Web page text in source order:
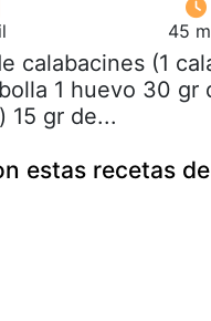
45
calabacines (1
1 huevo 30 gr
15 gr de...
estas recetas